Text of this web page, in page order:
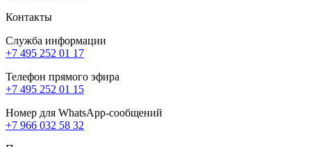
Контакты
Служба информации
+7 495 252 01 17
Телефон прямого эфира
+7 495 252 01 15
Номер для WhatsApp-сообщений
+7 966 032 58 32